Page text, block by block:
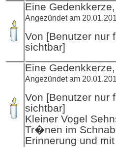
Eine Gedenkkerze,
Angezündet am
Von [Benutzer nur
sichtbar]
Eine Gedenkkerze,
Angezündet am
Von [Benutzer nur
sichtbar]
Kleiner Vogel
Tr�nen im
Erinnerung und